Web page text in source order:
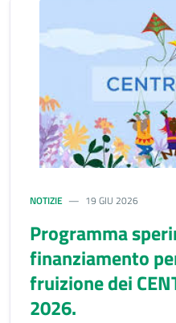
NOTIZIE 19 GIU 2026
Programma
finanziamento
fruizione dei
2026.